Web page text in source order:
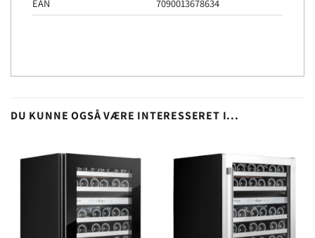
EAN
7090013678634
DU KUNNE OGSÅ VÆRE INTERESSERET I...